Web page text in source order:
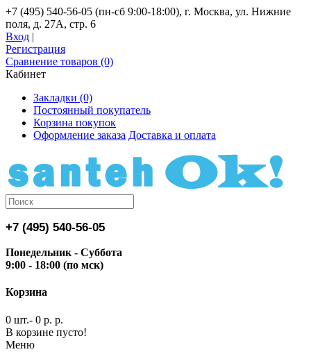
+7 (495) 540-56-05 (пн-сб 9:00-18:00), г. Москва, ул. Нижние
поля, д. 27А, стр. 6
Вход |
Регистрация
Сравнение товаров (0)
Кабинет
Закладки (0)
Постоянный покупатель
Корзина покупок
Оформление заказа Доставка и оплата
+7 (495) 540-56-05
Понедельник - Суббота
9:00 - 18:00 (по мск)
Корзина
0 шт.- 0 р. р.
В корзине пусто!
Меню